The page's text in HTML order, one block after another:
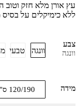
עץ אורן מלא חזק וטוב
ללא כימיקלים על
צבע
וונגה
וונגה טבעי
מידה 120/190 ס"מ